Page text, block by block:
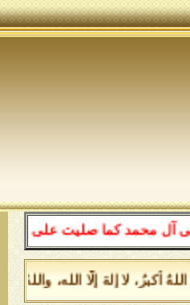
محمد كما صليت على
اللهُ أكبرُ، لا إلهَ إلَّا الله،